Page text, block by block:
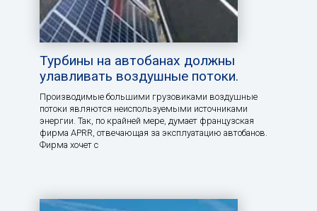
Турбины на автобанах должны
улавливать воздушные потоки.
Производимые большими грузовиками воздушные
потоки являются неиспользуемыми источниками
энергии. Так, по крайней мере, думает французская
фирма APRR, отвечающая за эксплуатацию автобанов.
Фирма хочет с